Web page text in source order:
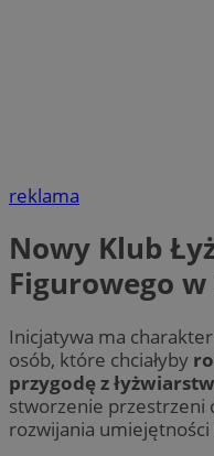
reklama
Nowy Klub
Figurowego
Inicjatywa ma
osób, które chciałyby
przygodę z
stworzenie przestrzeni
rozwijania umiejętności